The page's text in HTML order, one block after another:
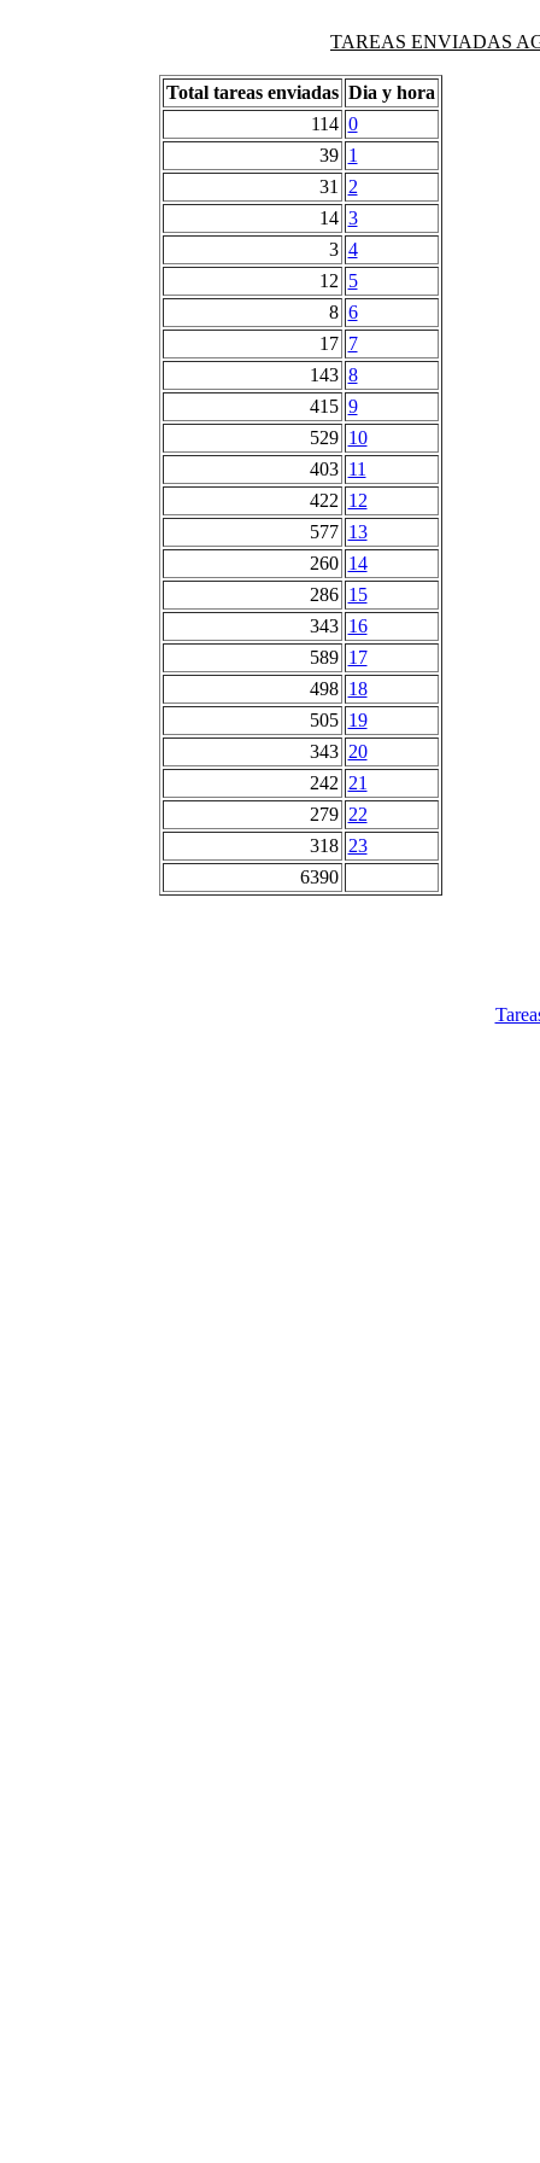
TAREAS ENVIADAS
Total tareas enviadas Dia y hora
114 0
39 1
31
2
14 3
3 4
12 5
8 6
17 7
143 8
415 9
529 10
403 11
422 12
577 13
260 14
286 15
343 16
589 17
498 18
505 19
343 20
242 21
279 22
318 23
6390